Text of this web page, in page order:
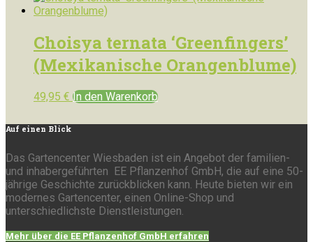
Choisya ternata ‘Greenfingers’
(Mexikanische Orangenblume)
49,95 € In den Warenkorb
Auf einen Blick
Das Gartencenter Wiesbaden ist ein Angebot der familien-
und inhabergeführten EE Pflanzenhof GmbH, die auf eine 50-
jährige Geschichte zurückblicken kann. Heute bieten wir ein
modernes Gartencenter, einen Online-Shop und
unterschiedlichste Dienstleistungen.
Mehr über die EE Pflanzenhof GmbH erfahren